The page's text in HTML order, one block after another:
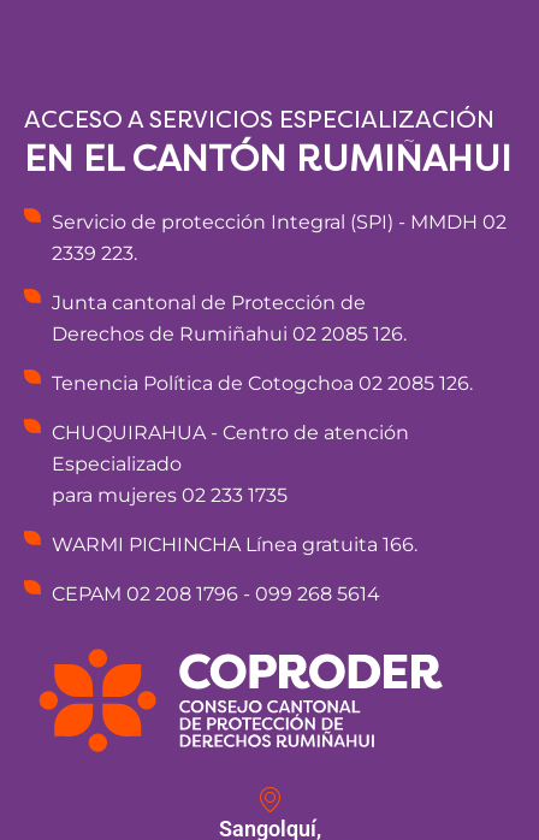
ACCESO A SERVICIOS ESPECIALIZACIÓN
EN EL CANTÓN RUMIÑAHUI
Servicio de protección Integral (SPI) - MMDH 02
2339 223.
Junta cantonal de Protección de
Derechos de Rumiñahui 02 2085 126.
Tenencia Política de Cotogchoa 02 2085 126.
CHUQUIRAHUA - Centro de atención
Especializado
para mujeres 02 233 1735
WARMI PICHINCHA Línea gratuita 166.
CEPAM 02 208 1796 - 099 268 5614
Sangolquí,